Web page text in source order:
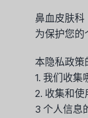
鼻血皮肤科
为保护您的
本隐私政策
1. 我们收集
2. 收集和
3 个人信息